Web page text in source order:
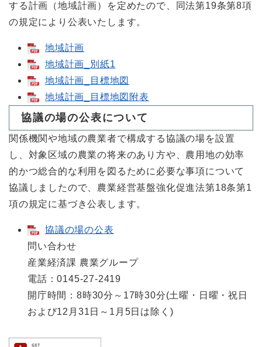
する計画（地域計画）を定めたので、同法第19条第8項
の規定により公表いたします。
地域計画
地域計画_別紙1
地域計画_目標地図
地域計画_目標地図附表
協議の場の公表について
関係機関や地域の農業者で構成する協議の場を設置
し、対象区域の農業の将来のあり方や、農用地の効率
的かつ総合的な利用を図るために必要な事項について
協議しましたので、農業経営基盤強化促進法第18条第1
項の規定に基づき公表します。
協議の場の公表
問い合わせ
産業経済課 農業グループ
電話：0145-27-2419
開庁時間：8時30分～17時30分(土曜・日曜・祝日
および12月31日～1月5日は除く)